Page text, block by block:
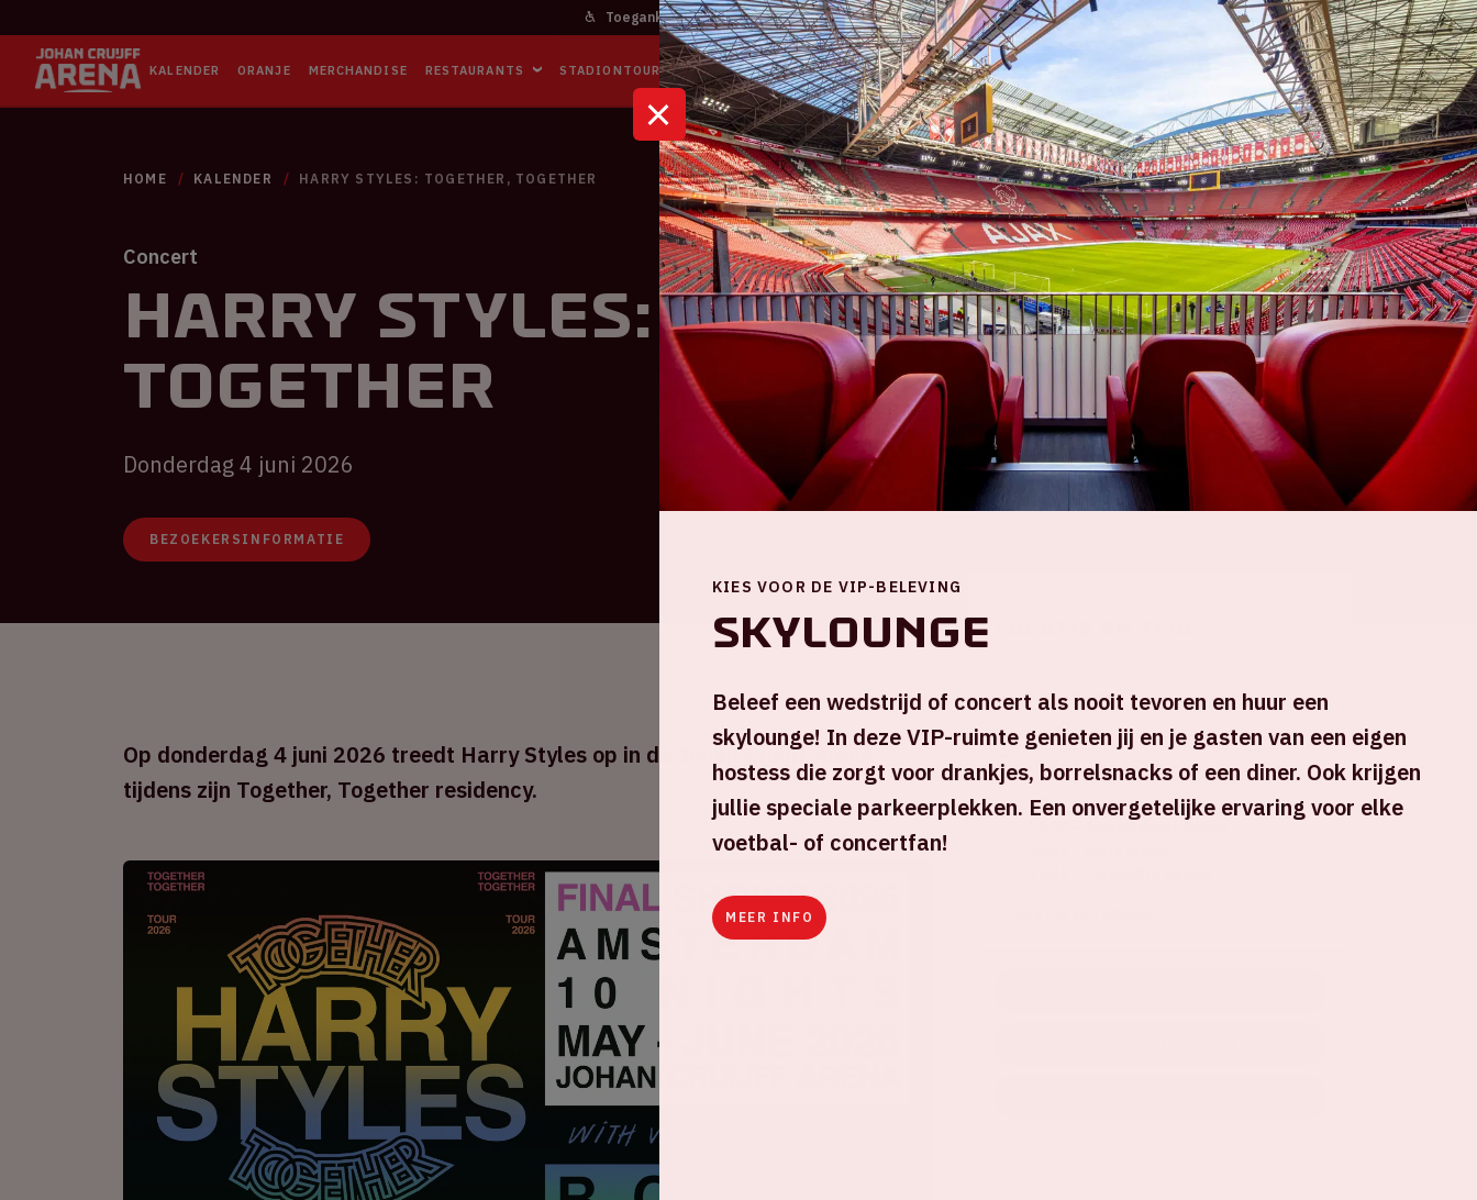
Toegankelijkheid Bereikbaarheid In het stadion Contact Inloggen ArenA portaal
KALENDER ORANJE MERCHANDISE RESTAURANTS STADIONTOURS NAAR DE ARENA BUSINESS EVENTS OVER ONS ZOEKEN
HOME KALENDER HARRY STYLES: TOGETHER, TOGETHER
Concert
Harry Styles: TOGETHER,
TOGETHER
Donderdag 4 juni 2026
BEZOEKERSINFORMATIE
Op donderdag 4 juni 2026 treedt Harry Styles op in de Johan Cruijff ArenA
tijdens zijn Together, Together residency.
Do 4 juni 2026
Johan Cruijff ArenA
17:00 – Deuren open
KIES VOOR DE VIP-BELEVING
Skylounge
Beleef een wedstrijd of concert als nooit tevoren en huur een
skylounge! In deze VIP-ruimte genieten jij en je gasten van een eigen
hostess die zorgt voor drankjes, borrelsnacks of een diner. Ook krijgen
jullie speciale parkeerplekken. Een onvergetelijke ervaring voor elke
voetbal- of concertfan!
MEER INFO